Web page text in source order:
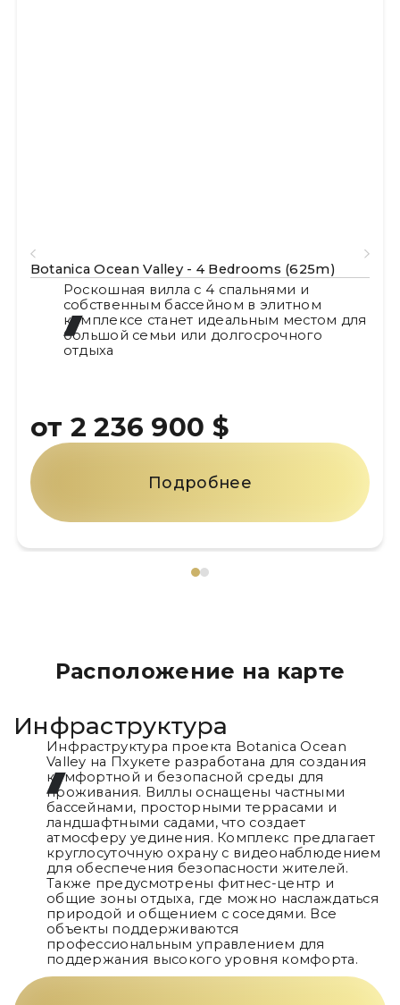
Valley - 4 Bedrooms (625m)
вилла с 4 спальнями и
бассейном в элитном
станет идеальным местом для
или долгосрочного
900 $
Подробнее
Botanica Ocean
Роскошная
комплексе
большой
Расположение на карте
Инфраструктура
Инфраструктура проекта Botanica Ocean
Valley на Пхукете разработана для создания
комфортной и безопасной среды для
проживания. Виллы оснащены частными
бассейнами, просторными террасами и
ландшафтными садами, что создает
атмосферу уединения. Комплекс предлагает
круглосуточную охрану с видеонаблюдением
для обеспечения безопасности жителей.
Также предусмотрены фитнес-центр и
общие зоны отдыха, где можно наслаждаться
природой и общением с соседями. Все
объекты поддерживаются
профессиональным управлением для
поддержания высокого уровня комфорта.